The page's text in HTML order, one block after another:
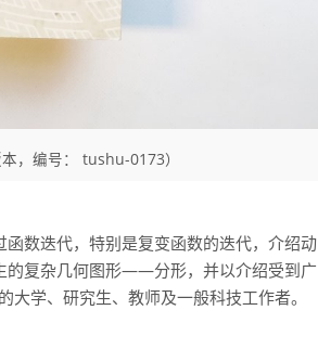
，编号： tushu-0173）
数迭代，特别是复变函数的迭代，介绍动
的复杂几何图形——分形，并以介绍受到广
学、研究生、教师及一般科技工作者。